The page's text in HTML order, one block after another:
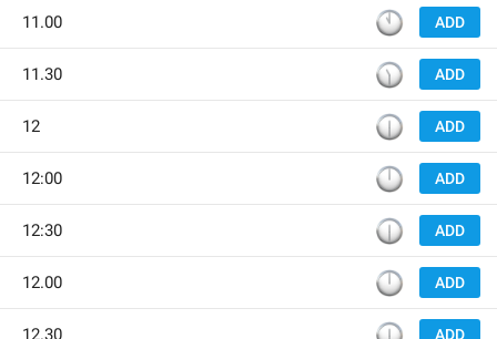
ADD
🕚
11.00
ADD
🕦
11.30
ADD
🕧
12
ADD
🕛
12:00
ADD
🕧
12:30
ADD
🕛
12.00
ADD
12.30